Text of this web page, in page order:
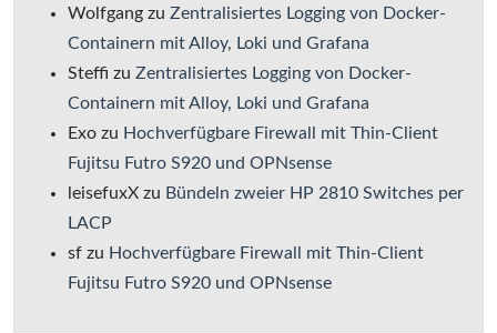
Wolfgang zu Zentralisiertes Logging von Docker-
Containern mit Alloy, Loki und Grafana
Steffi zu Zentralisiertes Logging von Docker-
Containern mit Alloy, Loki und Grafana
Exo zu Hochverfügbare Firewall mit Thin-Client
Fujitsu Futro S920 und OPNsense
leisefuxX zu Bündeln zweier HP 2810 Switches per
LACP
sf zu Hochverfügbare Firewall mit Thin-Client
Fujitsu Futro S920 und OPNsense